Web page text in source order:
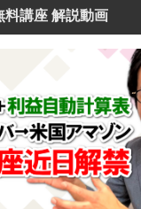
料講座 解説動画